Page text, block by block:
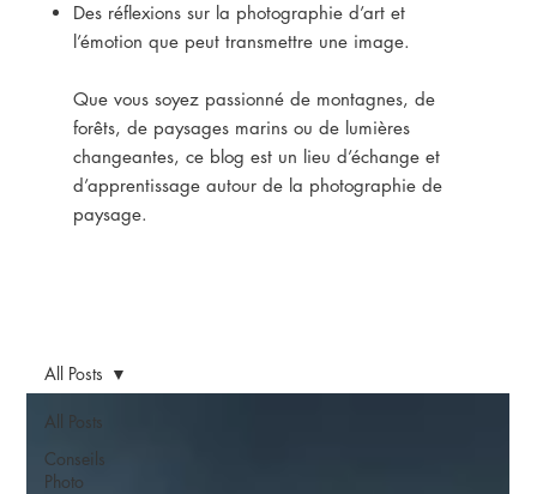
All Posts
Conseils
Photo
All Posts
Des réflexions sur la photographie d’art et
l’émotion que peut transmettre une image.
Que vous soyez passionné de montagnes, de
forêts, de paysages marins ou de lumières
changeantes, ce blog est un lieu d’échange et
d’apprentissage autour de la photographie de
paysage.